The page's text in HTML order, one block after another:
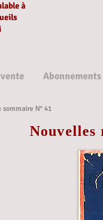
à
Abonnements
sommaire N° 41
Nouvelles